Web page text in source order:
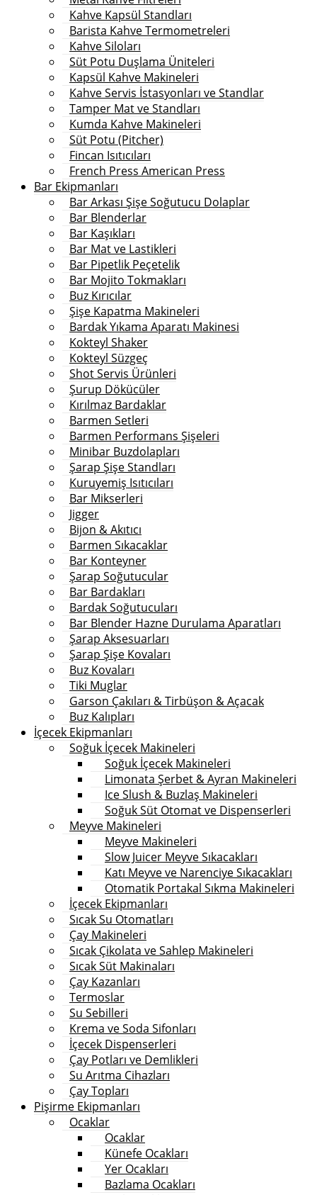
Kahve Kapsül Standları
Barista Kahve Termometreleri
Kahve Siloları
Süt Potu Duşlama Üniteleri
Kapsül Kahve Makineleri
Kahve Servis İstasyonları ve Standlar
Tamper Mat ve Standları
Kumda Kahve Makineleri
Süt Potu (Pitcher)
Fincan Isıtıcıları
French Press American Press
Bar Ekipmanları
Bar Arkası Şişe Soğutucu Dolaplar
Bar Blenderlar
Bar Kaşıkları
Bar Mat ve Lastikleri
Bar Pipetlik Peçetelik
Bar Mojito Tokmakları
Buz Kırıcılar
Şişe Kapatma Makineleri
Bardak Yıkama Aparatı Makinesi
Kokteyl Shaker
Kokteyl Süzgeç
Shot Servis Ürünleri
Şurup Dökücüler
Kırılmaz Bardaklar
Barmen Setleri
Barmen Performans Şişeleri
Minibar Buzdolapları
Şarap Şişe Standları
Kuruyemiş Isıtıcıları
Bar Mikserleri
Jigger
Bijon & Akıtıcı
Barmen Sıkacaklar
Bar Konteyner
Şarap Soğutucular
Bar Bardakları
Bardak Soğutucuları
Bar Blender Hazne Durulama Aparatları
Şarap Aksesuarları
Şarap Şişe Kovaları
Buz Kovaları
Tiki Muglar
Garson Çakıları & Tirbüşon & Açacak
Buz Kalıpları
İçecek Ekipmanları
Soğuk İçecek Makineleri
Soğuk İçecek Makineleri
Limonata Şerbet & Ayran Makineleri
Ice Slush & Buzlaş Makineleri
Soğuk Süt Otomat ve Dispenserleri
Meyve Makineleri
Meyve Makineleri
Slow Juicer Meyve Sıkacakları
Katı Meyve ve Narenciye Sıkacakları
Otomatik Portakal Sıkma Makineleri
İçecek Ekipmanları
Sıcak Su Otomatları
Çay Makineleri
Sıcak Çikolata ve Sahlep Makineleri
Sıcak Süt Makinaları
Çay Kazanları
Termoslar
Su Sebilleri
Krema ve Soda Sifonları
İçecek Dispenserleri
Çay Potları ve Demlikleri
Su Arıtma Cihazları
Çay Topları
Pişirme Ekipmanları
Ocaklar
Ocaklar
Künefe Ocakları
Yer Ocakları
Bazlama Ocakları